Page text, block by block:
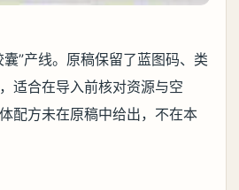
”产线。原稿保留了蓝图码、类
适合在导入前核对资源与空
配方未在原稿中给出，不在本